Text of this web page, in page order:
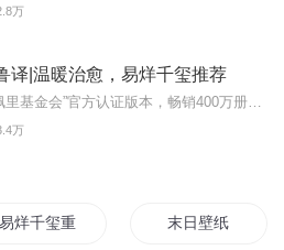
万
译|温暖治愈，易烊千玺推荐
万
事
易烊千玺重新 末日壁纸